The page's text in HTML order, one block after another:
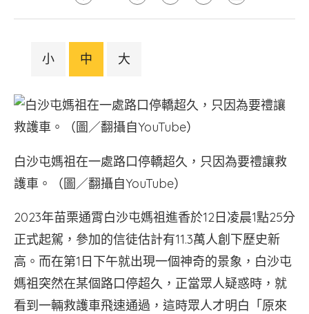
小 中 大
白沙屯媽祖在一處路口停轎超久，只因為要禮讓救
護車。（圖／翻攝自YouTube）
2023年苗栗通霄白沙屯媽祖進香於12日凌晨1點25分
正式起駕，參加的信徒估計有11.3萬人創下歷史新
高。而在第1日下午就出現一個神奇的景象，白沙屯
媽祖突然在某個路口停超久，正當眾人疑惑時，就
看到一輛救護車飛速通過，這時眾人才明白「原來